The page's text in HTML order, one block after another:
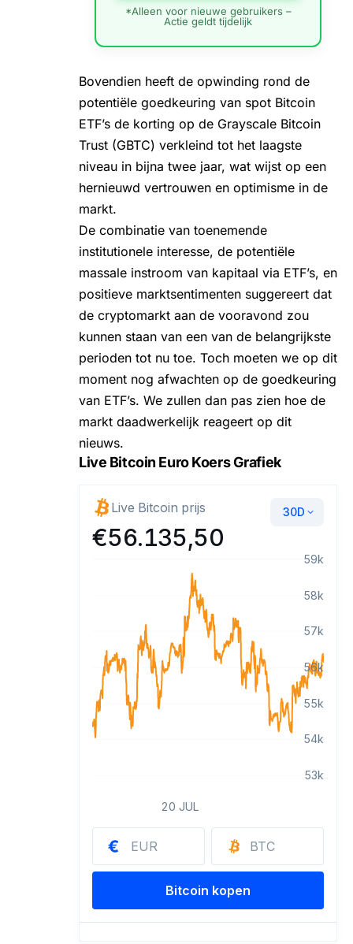
*Alleen voor nieuwe gebruikers –
Actie geldt tijdelijk
Bovendien heeft de opwinding rond de
potentiële goedkeuring van spot Bitcoin
ETF’s de korting op de Grayscale Bitcoin
Trust (GBTC) verkleind tot het laagste
niveau in bijna twee jaar, wat wijst op een
hernieuwd vertrouwen en optimisme in de
markt.
De combinatie van toenemende
institutionele interesse, de potentiële
massale instroom van kapitaal via ETF’s, en
positieve marktsentimenten suggereert dat
de cryptomarkt aan de vooravond zou
kunnen staan van een van de belangrijkste
perioden tot nu toe. Toch moeten we op dit
moment nog afwachten op de goedkeuring
van ETF’s. We zullen dan pas zien hoe de
markt daadwerkelijk reageert op dit
nieuws.
Live Bitcoin Euro Koers Grafiek